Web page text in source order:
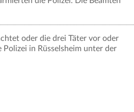
oder die drei Täter vor oder
Polizei in Rüsselsheim unter der